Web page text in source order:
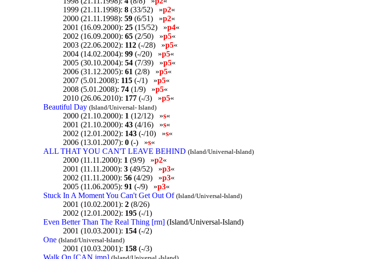
1999 (21.11.1998): 8 (33/52) »p2«
2000 (21.11.1998): 59 (6/51) »p2«
2001 (16.09.2000): 25 (15/52) »p4«
2002 (16.09.2000): 65 (2/50) »p5«
2003 (22.06.2002): 112 (-/28) »p5«
2004 (14.02.2004): 99 (-/20) »p5«
2005 (30.10.2004): 54 (7/39) »p5«
2006 (31.12.2005): 61 (2/8) »p5«
2007 (5.01.2008): 115 (-/1) »p5«
2008 (5.01.2008): 74 (1/9) »p5«
2010 (26.06.2010): 177 (-/3) »p5«
Beautiful Day (Island/Universal- Island)
2000 (21.10.2000): 1 (12/12) »s«
2001 (21.10.2000): 43 (4/16) »s«
2002 (12.01.2002): 143 (-/10) »s«
2006 (13.01.2007): 0 (-) »s«
ALL THAT YOU CAN'T LEAVE BEHIND (Island/Universal-Island)
2000 (11.11.2000): 1 (9/9) »p2«
2001 (11.11.2000): 3 (49/52) »p3«
2002 (11.11.2000): 56 (4/29) »p3«
2005 (11.06.2005): 91 (-/9) »p3«
Stuck In A Moment You Can't Get Out Of (Island/Universal-Island)
2001 (10.02.2001): 2 (8/26)
2002 (12.01.2002): 195 (-/1)
Even Better Than The Real Thing [rm] (Island/Universal-Island)
2001 (10.03.2001): 154 (-/2)
One (Island/Universal-Island)
2001 (10.03.2001): 158 (-/3)
Walk On [CAN imp] (Island/Universal -Island)